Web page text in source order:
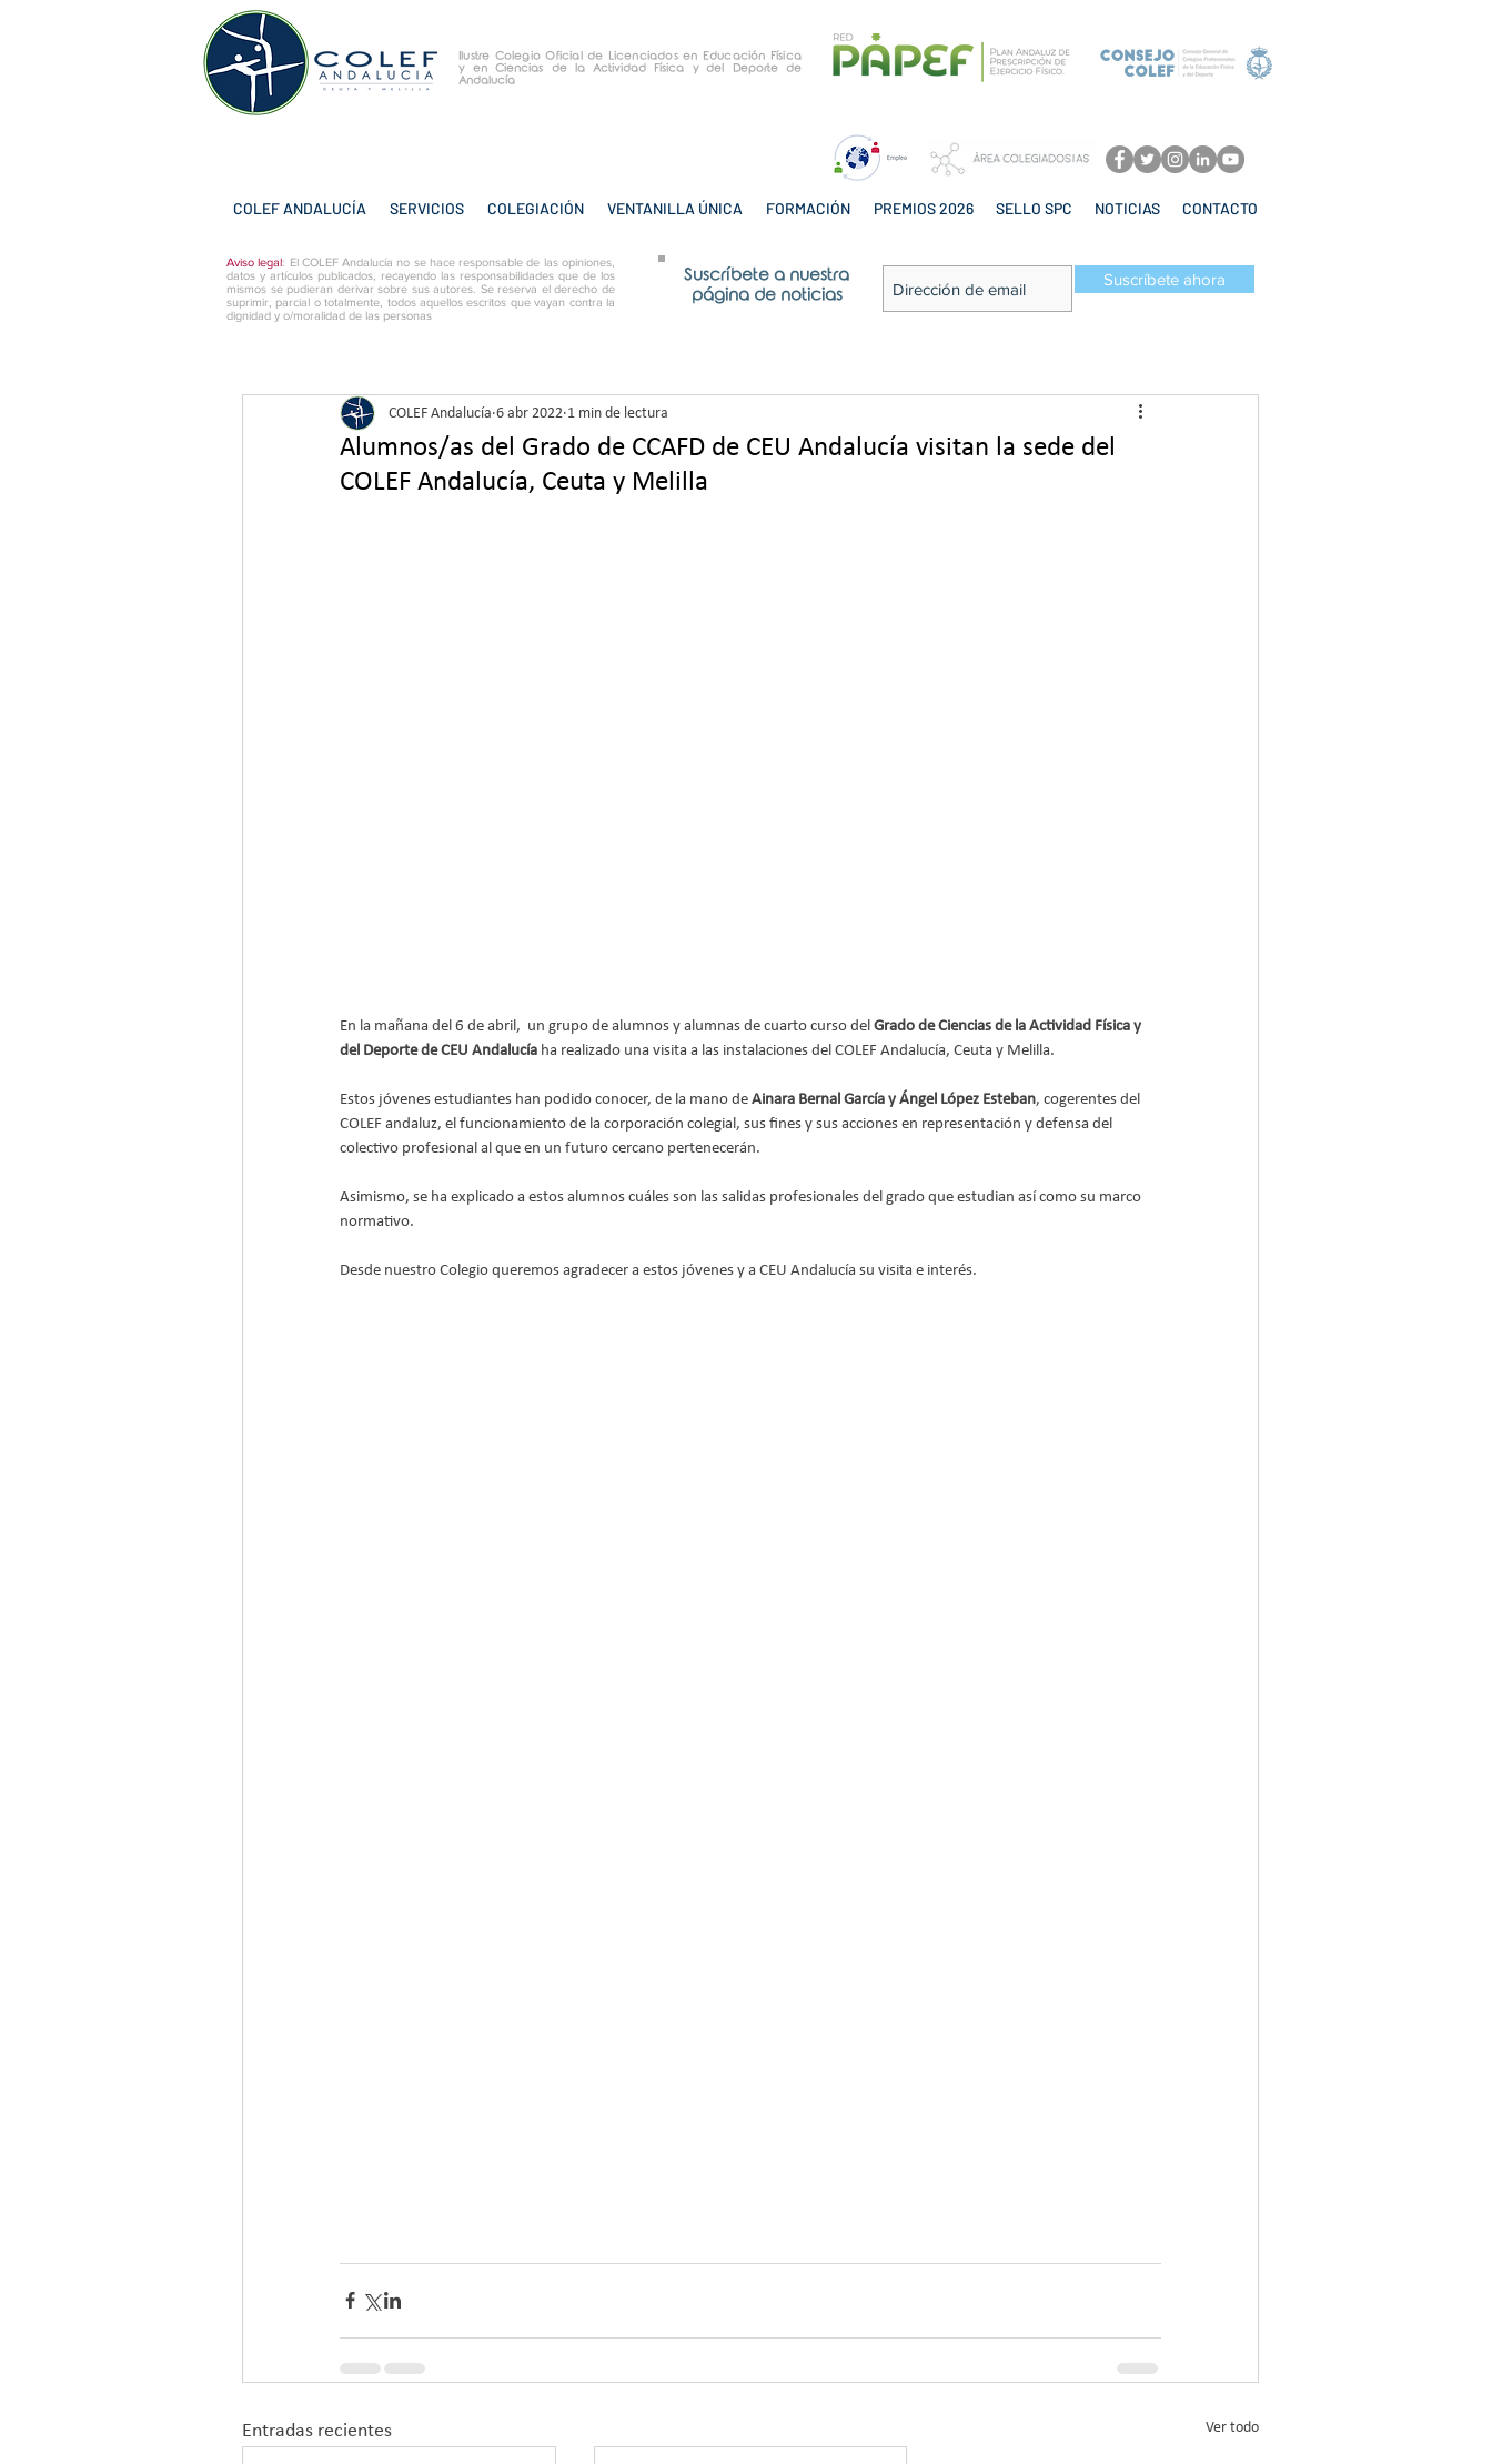
Ilustre Colegio Oficial de Licenciados en Educación Física
y en Ciencias de la Actividad Física y del Deporte de
Andalucía
COLEF ANDALUCÍA SERVICIOS COLEGIACIÓN VENTANILLA ÚNICA FORMACIÓN PREMIOS 2026 SELLO SPC NOTICIAS CONTACTO
Aviso legal: El COLEF Andalucía no se hace responsable de las opiniones,
datos y artículos publicados, recayendo las responsabilidades que de los
mismos se pudieran derivar sobre sus autores. Se reserva el derecho de
suprimir, parcial o totalmente, todos aquellos escritos que vayan contra la
dignidad y o/moralidad de las personas
Suscríbete a nuestra
página de noticias
Suscríbete ahora
Alumnos/as del Grado de CCAFD de CEU Andalucía visitan la sede del
COLEF Andalucía, Ceuta y Melilla
COLEF Andalucía 6 abr 2022 1 min de lectura
En la mañana del 6 de abril,  un grupo de alumnos y alumnas de cuarto curso del Grado de Ciencias de la Actividad Física y
del Deporte de CEU Andalucía ha realizado una visita a las instalaciones del COLEF Andalucía, Ceuta y Melilla.
Estos jóvenes estudiantes han podido conocer, de la mano de Ainara Bernal García y Ángel López Esteban, cogerentes del
COLEF andaluz, el funcionamiento de la corporación colegial, sus fines y sus acciones en representación y defensa del
colectivo profesional al que en un futuro cercano pertenecerán.
Asimismo, se ha explicado a estos alumnos cuáles son las salidas profesionales del grado que estudian así como su marco
normativo.
Desde nuestro Colegio queremos agradecer a estos jóvenes y a CEU Andalucía su visita e interés.
Entradas recientes Ver todo